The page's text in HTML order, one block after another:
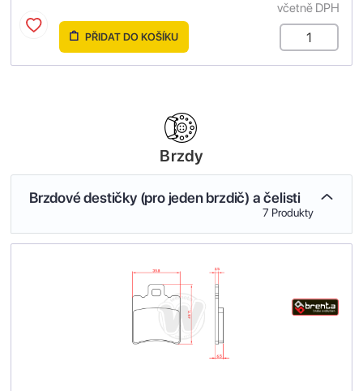
včetně DPH
PŘIDAT DO KOŠÍKU
Brzdy
Brzdové destičky (pro jeden brzdič) a čelisti
7 Produkty